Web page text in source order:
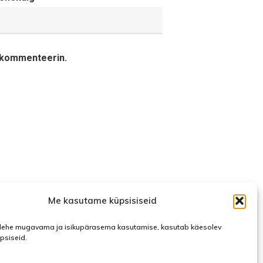
Me kasutame küpsisiseid
mugavama ja isikupärasema kasutamise, kasutab käesolev